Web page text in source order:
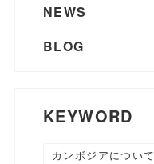
NEWS
BLOG
KEYWORD
カンボジアについて